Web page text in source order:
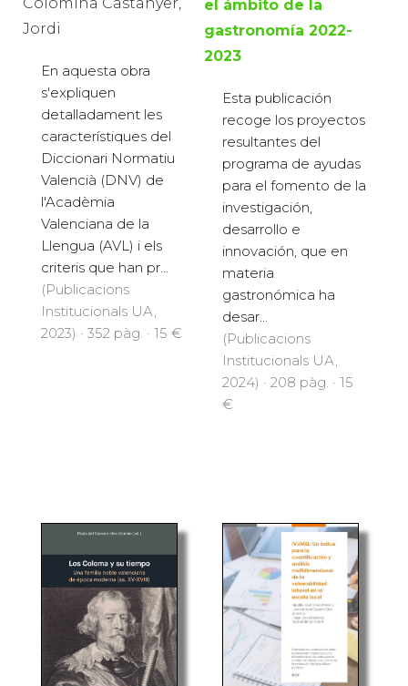
Jordi
En aquesta obra
s'expliquen
detalladament les
característiques del
Diccionari Normatiu
Valencià (DNV) de
l'Acadèmia
Valenciana de la
Llengua (AVL) i els
criteris que han pr...
(Publicacions
Institucionals UA,
2023) · 352 pàg. · 15 €
el ámbito de la
gastronomía 2022-
2023
Esta publicación
recoge los proyectos
resultantes del
programa de ayudas
para el fomento de la
investigación,
desarrollo e
innovación, que en
materia
gastronómica ha
desar...
(Publicacions
Institucionals UA,
2024) · 208 pàg. · 15
€